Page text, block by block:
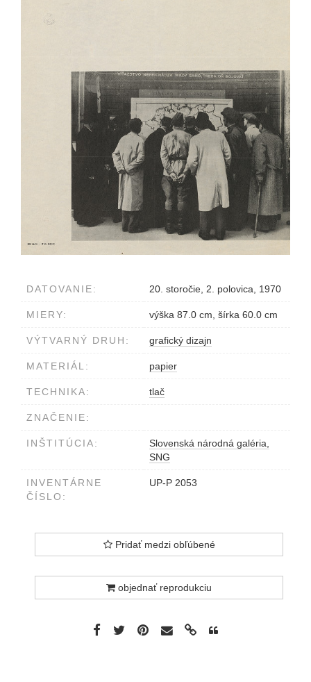
DATOVANIE: 20. storočie, 2. polovica, 1970
MIERY: výška 87.0 cm, šírka 60.0 cm
VÝTVARNÝ DRUH: grafický dizajn
MATERIÁL: papier
TECHNIKA: tlač
ZNAČENIE:
INŠTITÚCIA:
Slovenská národná galéria,
SNG
INVENTÁRNE
ČÍSLO:
UP-P 2053
Pridať medzi obľúbené
objednať reprodukciu